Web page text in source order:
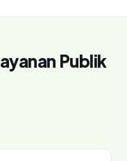
Publik